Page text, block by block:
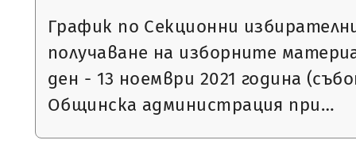
График по Секционни
получаване на изборните
ден - 13 ноември 2021 година
Общинска администрация при…